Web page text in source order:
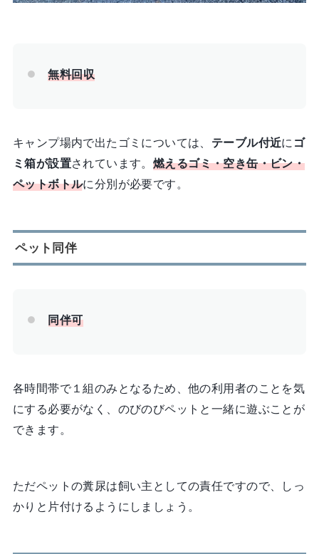
無料回収
キャンプ場内で出たゴミについては、 テーブル付近に ゴ
ミ箱が設置されています。 燃えるゴミ・空き缶・ビン・
ペットボトルに分別が必要です。
ペット同伴
同伴可
各時間帯で１組のみとなるため、他の利用者のことを気
にする必要がなく、のびのびペットと一緒に遊ぶことが
できます。
ただペットの糞尿は飼い主としての責任ですので、しっ
かりと片付けるようにしましょう。